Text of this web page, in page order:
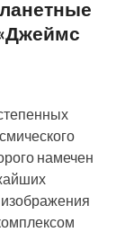
намечен